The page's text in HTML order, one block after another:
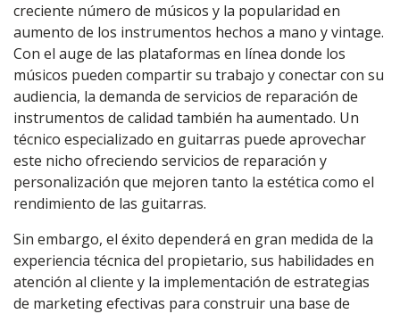
creciente número de músicos y la popularidad en
aumento de los instrumentos hechos a mano y vintage.
Con el auge de las plataformas en línea donde los
músicos pueden compartir su trabajo y conectar con su
audiencia, la demanda de servicios de reparación de
instrumentos de calidad también ha aumentado. Un
técnico especializado en guitarras puede aprovechar
este nicho ofreciendo servicios de reparación y
personalización que mejoren tanto la estética como el
rendimiento de las guitarras.
Sin embargo, el éxito dependerá en gran medida de la
experiencia técnica del propietario, sus habilidades en
atención al cliente y la implementación de estrategias
de marketing efectivas para construir una base de